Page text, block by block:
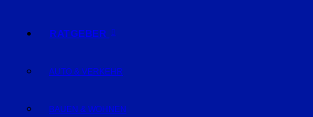
RATGEBER
AUTO & VERKEHR
BAUEN & WOHNEN